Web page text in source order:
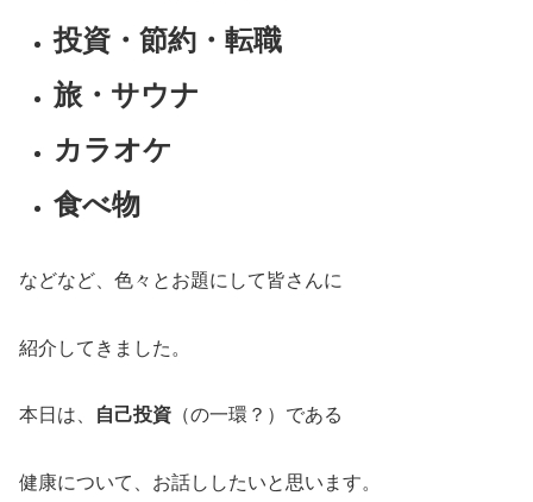
投資・節約・転職
旅・サウナ
カラオケ
食べ物
などなど、色々とお題にして皆さんに
紹介してきました。
本日は、 自己投資 （の一環？）である
健康について、お話ししたいと思います。